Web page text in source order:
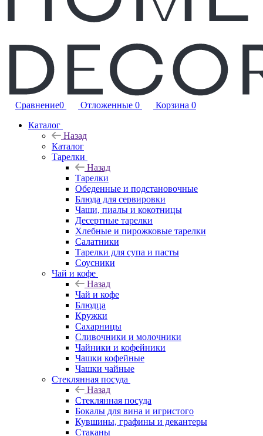
Сравнение0 Отложенные 0 Корзина 0
Каталог
Назад
Каталог
Тарелки
Назад
Тарелки
Обеденные и подстановочные
Блюда для сервировки
Чаши, пиалы и кокотницы
Десертные тарелки
Хлебные и пирожковые тарелки
Салатники
Тарелки для супа и пасты
Соусники
Чай и кофе
Назад
Чай и кофе
Блюдца
Кружки
Сахарницы
Сливочники и молочники
Чайники и кофейники
Чашки кофейные
Чашки чайные
Стеклянная посуда
Назад
Стеклянная посуда
Бокалы для вина и игристого
Кувшины, графины и декантеры
Стаканы